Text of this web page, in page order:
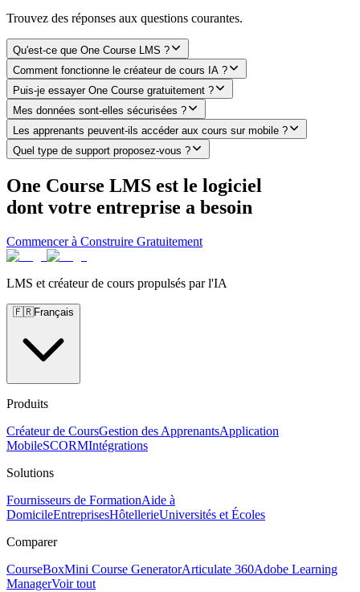
Trouvez des réponses aux questions courantes.
Qu'est-ce que One Course LMS ?
Comment fonctionne le créateur de cours IA ?
Puis-je essayer One Course gratuitement ?
Mes données sont-elles sécurisées ?
Les apprenants peuvent-ils accéder aux cours sur mobile ?
Quel type de support proposez-vous ?
One Course LMS est le logiciel
dont votre entreprise a besoin
Commencer à Construire Gratuitement
LMS et créateur de cours propulsés par l'IA
🇫🇷Français
Produits
Créateur de CoursGestion des ApprenantsApplication
MobileSCORMIntégrations
Solutions
Fournisseurs de FormationAide à
DomicileEntreprisesHôtellerieUniversités et Écoles
Comparer
CourseBoxMini Course GeneratorArticulate 360Adobe Learning
ManagerVoir tout